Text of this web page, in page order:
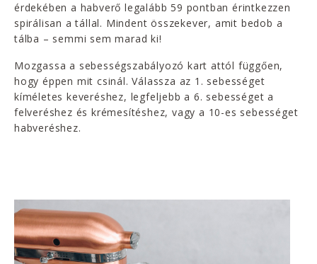
érdekében a habverő legalább 59 pontban érintkezzen
spirálisan a tállal. Mindent összekever, amit bedob a
tálba – semmi sem marad ki!
Mozgassa a sebességszabályozó kart attól függően,
hogy éppen mit csinál. Válassza az 1. sebességet
kíméletes keveréshez, legfeljebb a 6. sebességet a
felveréshez és krémesítéshez, vagy a 10-es sebességet
habveréshez.